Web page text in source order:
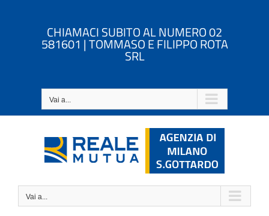
CHIAMACI SUBITO AL NUMERO 02
581601 | TOMMASO E FILIPPO ROTA
SRL
Vai a...
Vai a...